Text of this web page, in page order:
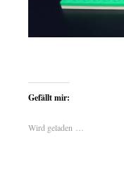
Gefällt mir:
Wird geladen …